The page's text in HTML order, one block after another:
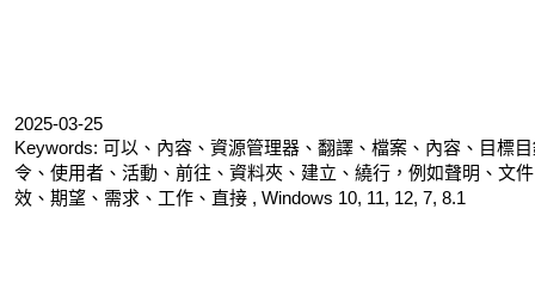
2025-03-25
Keywords: 可以、內容、資源管理器、翻譯、檔案、內容、目標
令、使用者、活動、前往、資料夾、建立、繞行，例如聲明、文
效、期望、需求、工作、直接 , Windows 10, 11, 12, 7, 8.1